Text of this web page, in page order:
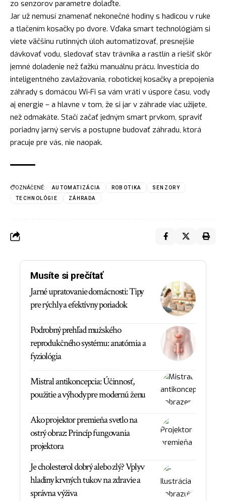
zo senzorov parametre dolaďte.
Jar už nemusí znamenať nekonečné hodiny s hadicou v ruke
a tlačením kosačky po dvore. Vďaka smart technológiám si
viete väčšinu rutinných úloh automatizovať, presnejšie
dávkovať vodu, sledovať stav trávnika a rastlín a riešiť skôr
jemné doladenie než ťažkú manuálnu prácu. Investícia do
inteligentného zavlažovania, robotickej kosačky a prepojenia
záhrady s domácou Wi‑Fi sa vám vráti v úspore času, vody
aj energie – a hlavne v tom, že si jar v záhrade viac užijete,
než odmakáte. Stačí začať jedným smart prvkom, spraviť
poriadny jarný servis a postupne budovať záhradu, ktorá
pracuje pre vás, nie naopak.
OZNÁČENÉ: AUTOMATIZÁCIA ROBOTIKA
SENZORY
TECHNOLÓGIE
ZÁHRADA
Musíte si prečítať
Jarné upratovanie domácnosti: Tipy
pre rýchly a efektívny poriadok
Podrobný prehľad mužského
reprodukčného systému: anatómia a
fyziológia
Mistral antikoncepcia: Účinnosť,
použitie a výhody pre modernú ženu
Ako projektor premieňa svetlo na
ostrý obraz: Princíp fungovania
projektora
Je cholesterol dobrý alebo zlý? Vplyv
hladiny krvných tukov na zdravie a
správna výživa